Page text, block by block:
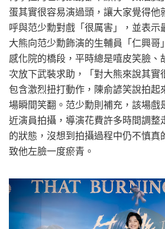
蛋其實很容易演過頭，讓大家覺得他
呼與范少勳對戲「很厲害」，並表示
大熊向范少勳飾演的生輔員「仁興哥
感化院的橋段，平時總是嘻皮笑臉、
次放下武裝求助，「對大熊來說其實
包含激烈扭打動作，陳俞諺笑說拍起
場瞬間笑翻。范少勳則補充，該場戲
近演員拍攝，導演花費許多時間調整
的狀態，沒想到拍攝過程中仍不慎真
致他左臉一度瘀青。